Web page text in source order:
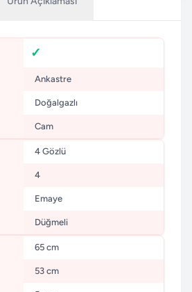
Ankastre
Doğalgazlı
Cam
4 Gözlü
4
Emaye
Düğmeli
65 cm
53 cm